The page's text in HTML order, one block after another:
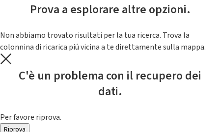
Prova a esplorare altre opzioni.
Non abbiamo trovato risultati per la tua ricerca. Trova la
colonnina di ricarica piú vicina a te direttamente sulla mappa.
C'è un problema con il recupero dei
dati.
Per favore riprova.
Riprova